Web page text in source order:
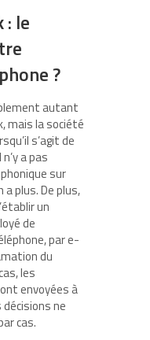
: le
?
autant
mais la société
s’agit de
a pas
sur
a plus. De plus,
un
de
par e-
du
les
envoyées à
ne
cas.